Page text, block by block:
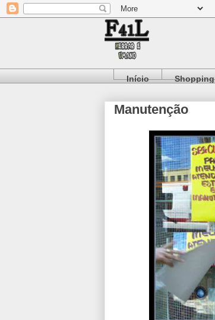
Início Shopping
Manutenção